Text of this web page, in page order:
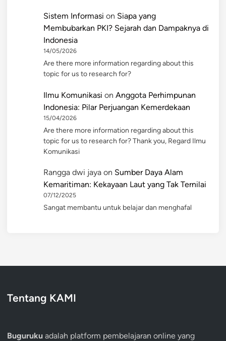
Sistem Informasi on Siapa yang
Membubarkan PKI? Sejarah dan Dampaknya di
Indonesia
14/05/2026
Are there more information regarding about this
topic for us to research for?
Ilmu Komunikasi on Anggota Perhimpunan
Indonesia: Pilar Perjuangan Kemerdekaan
15/04/2026
Are there more information regarding about this
topic for us to research for? Thank you, Regard Ilmu
Komunikasi
Rangga dwi jaya on Sumber Daya Alam
Kemaritiman: Kekayaan Laut yang Tak Ternilai
07/12/2025
Sangat membantu untuk belajar dan menghafal
Tentang KAMI
Buguruku adalah platform pembelajaran online yang